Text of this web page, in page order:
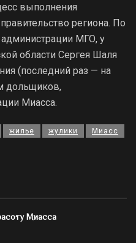
выполнения
региона. По
МГО, у
области Сергея Шаля
(последний раз — на
дольщиков,
Миасса.
жилье жулики Миасс
Миасса